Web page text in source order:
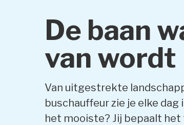
De baan
van wordt
Van uitgestrekte
buschauffeur zie je elke
het mooiste? Jij bepaalt het